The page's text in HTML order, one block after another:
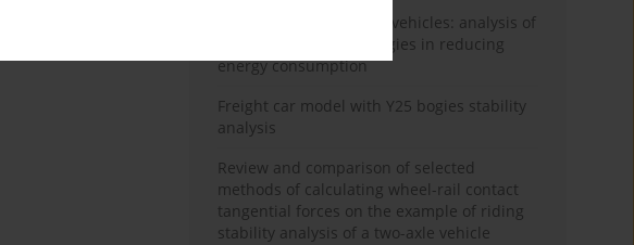
Energy efficiency in rail vehicles: analysis of
contemporary technologies in reducing
energy consumption
Freight car model with Y25 bogies stability
analysis
Review and comparison of selected
methods of calculating wheel-rail contact
tangential forces on the example of riding
stability analysis of a two-axle vehicle